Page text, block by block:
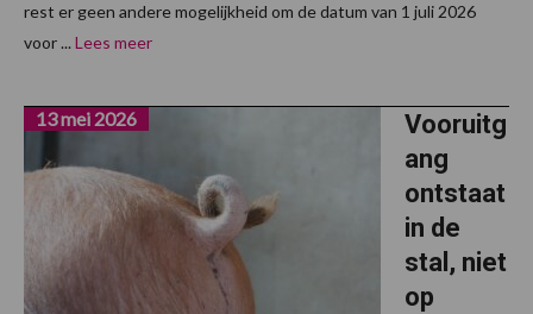
rest er geen andere mogelijkheid om de datum van 1 juli 2026
voor ... Lees meer
Vooruitg
ang
ontstaat
in de
stal, niet
op
13 mei 2026